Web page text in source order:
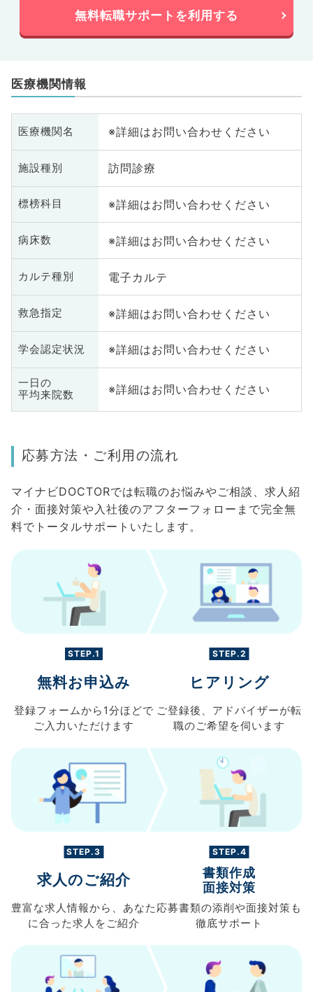
無料転職サポートを利用する
医療機関情報
医療機関名 ※詳細はお問い合わせください
施設種別 訪問診療
標榜科目 ※詳細はお問い合わせください
病床数 ※詳細はお問い合わせください
カルテ種別 電子カルテ
救急指定 ※詳細はお問い合わせください
学会認定状況 ※詳細はお問い合わせください
一日の
平均来院数
※詳細はお問い合わせください
応募方法・ご利用の流れ
マイナビDOCTORでは転職のお悩みやご相談、求人紹
介・面接対策や入社後のアフターフォローまで完全無
料でトータルサポートいたします。
STEP.1
無料お申込み
登録フォームから 1分ほどで
ご入力 いただけます
STEP.2
ヒアリング
ご登録後、 アドバイザーが転
職のご希望を伺います
STEP.3
求人のご紹介
豊富な求人情報から、 あなた
に合った求人を ご紹介
STEP.4
書類作成
面接対策
応募書類の添削や面接対策も
徹底サポート